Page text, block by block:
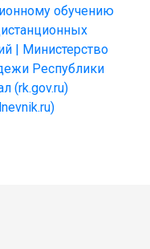
обучению
| Министерство
Республики
(rk.gov.ru)